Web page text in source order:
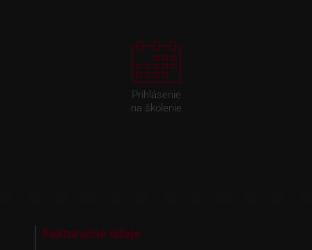
Prihlásenie
na školenie
Fakturačné údaje